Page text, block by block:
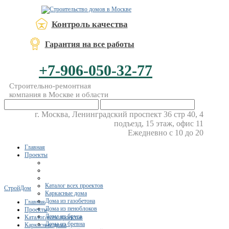
Контроль качества
Гарантия на все работы
+7-906-050-32-77
Строительно-ремонтная
компания в Москве и области
г. Москва, Ленинградский проспект 36 стр 40, 4
подъезд, 15 этаж, офис 11
Ежедневно с 10 до 20
Главная
Проекты
Каталог всех проектов
Каркасные дома
Дома из газобетона
Дома из пеноблоков
Дома из бруса
Дома из бревна
СтройДом
Главная
Проекты
Каталог всех проектов
Каркасные дома